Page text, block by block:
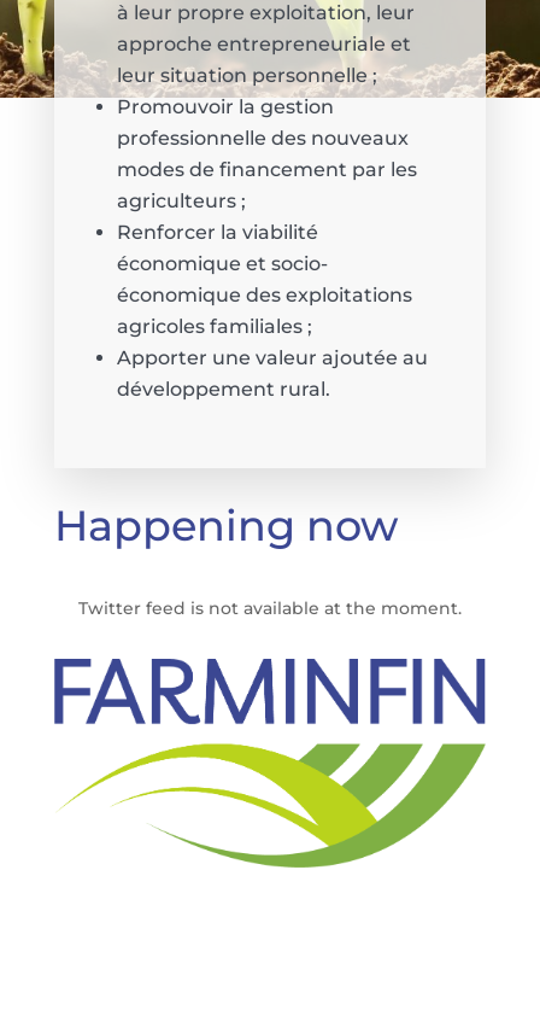
à leur propre exploitation, leur
approche entrepreneuriale et
leur situation personnelle ;
Promouvoir la gestion
professionnelle des nouveaux
modes de financement par les
agriculteurs ;
Renforcer la viabilité
économique et socio-
économique des exploitations
agricoles familiales ;
Apporter une valeur ajoutée au
développement rural.
Happening now
Twitter feed is not available at the moment.